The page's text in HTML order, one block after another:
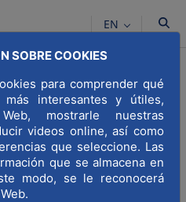
SOBRE COOKIES
para comprender qué
interesantes y útiles,
mostrarle nuestras
videos online, así como
que seleccione. Las
que se almacena en
modo, se le reconocerá
EN
35 under
Fields